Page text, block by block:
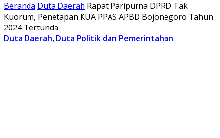
Beranda Duta Daerah Rapat Paripurna DPRD Tak
Kuorum, Penetapan KUA PPAS APBD Bojonegoro Tahun
2024 Tertunda
Duta Daerah, Duta Politik dan Pemerintahan